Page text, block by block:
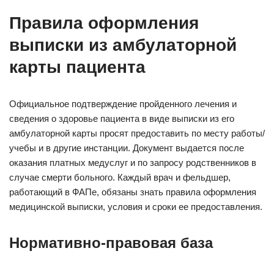
Правила оформления
выписки из амбулаторной
карты пациента
Официальное подтверждение пройденного лечения и
сведения о здоровье пациента в виде выписки из его
амбулаторной карты просят предоставить по месту работы/
учебы и в другие инстанции. Документ выдается после
оказания платных медуслуг и по запросу родственников в
случае смерти больного. Каждый врач и фельдшер,
работающий в ФАПе, обязаны знать правила оформления
медицинской выписки, условия и сроки ее предоставления.
Нормативно-правовая база